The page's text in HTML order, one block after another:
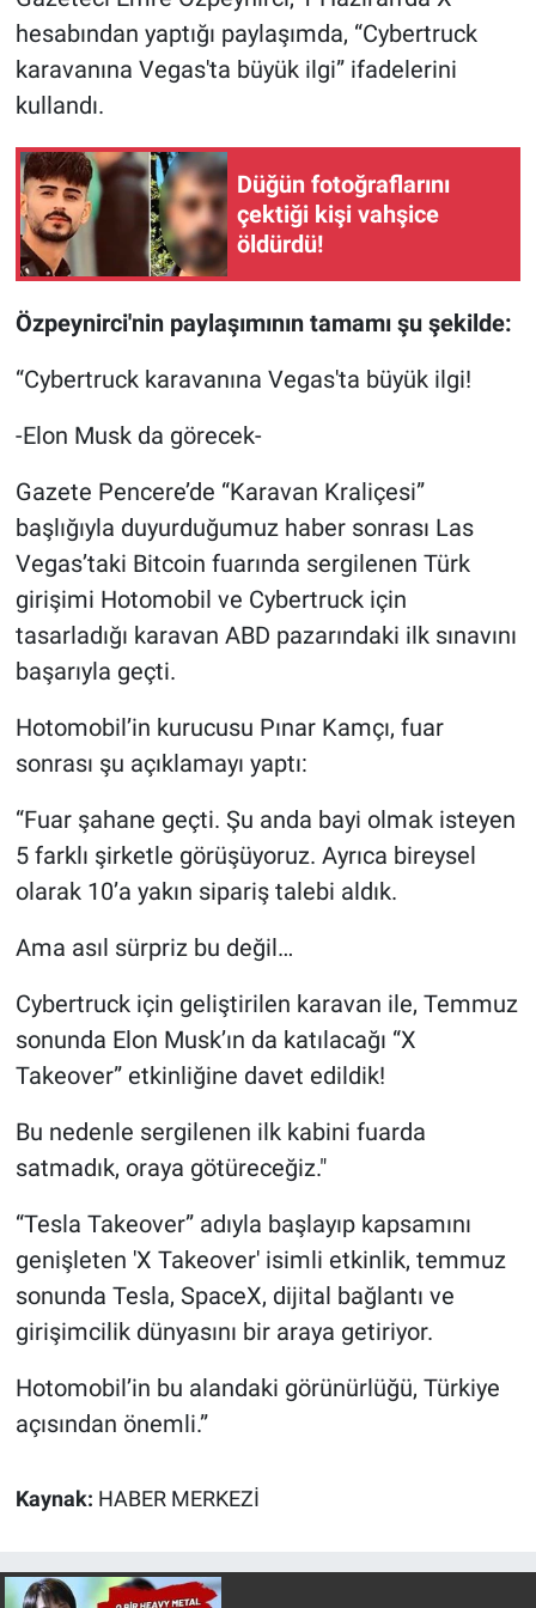
hesabından yaptığı paylaşımda, “Cybertruck
karavanına Vegas'ta büyük ilgi” ifadelerini
kullandı.
Düğün fotoğraflarını
çektiği kişi vahşice
öldürdü!
Özpeynirci'nin paylaşımının tamamı şu şekilde:
“Cybertruck karavanına Vegas'ta büyük ilgi!
-Elon Musk da görecek-
Gazete Pencere’de “Karavan Kraliçesi”
başlığıyla duyurduğumuz haber sonrası Las
Vegas’taki Bitcoin fuarında sergilenen Türk
girişimi Hotomobil ve Cybertruck için
tasarladığı karavan ABD pazarındaki ilk sınavını
başarıyla geçti.
Hotomobil’in kurucusu Pınar Kamçı, fuar
sonrası şu açıklamayı yaptı:
“Fuar şahane geçti. Şu anda bayi olmak isteyen
5 farklı şirketle görüşüyoruz. Ayrıca bireysel
olarak 10’a yakın sipariş talebi aldık.
Ama asıl sürpriz bu değil…
Cybertruck için geliştirilen karavan ile, Temmuz
sonunda Elon Musk’ın da katılacağı “X
Takeover” etkinliğine davet edildik!
Bu nedenle sergilenen ilk kabini fuarda
satmadık, oraya götüreceğiz."
“Tesla Takeover” adıyla başlayıp kapsamını
genişleten 'X Takeover' isimli etkinlik, temmuz
sonunda Tesla, SpaceX, dijital bağlantı ve
girişimcilik dünyasını bir araya getiriyor.
Hotomobil’in bu alandaki görünürlüğü, Türkiye
açısından önemli.”
Kaynak: HABER MERKEZİ
Gündem Özel
Günün görüntüsü
Haber
İlan
Kültür Sanat
Ne demişti
Nedir
Popüler
Programlar
Sağlık
Teknoloji
Türkiye'nin Geleceği
Yerel Gündem
Canlı Yayın